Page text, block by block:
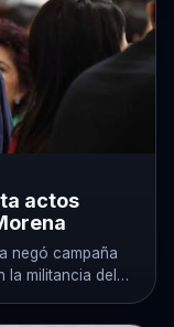
actos
negó campaña
militancia del